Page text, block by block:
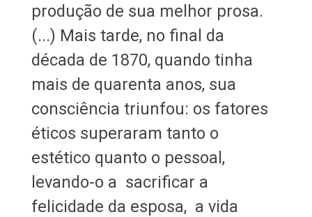
produção de sua melhor prosa.
(...) Mais tarde, no final da
década de 1870, quando tinha
mais de quarenta anos, sua
consciência triunfou: os fatores
éticos superaram tanto o
estético quanto o pessoal,
levando-o a sacrificar a
felicidade da esposa, a vida